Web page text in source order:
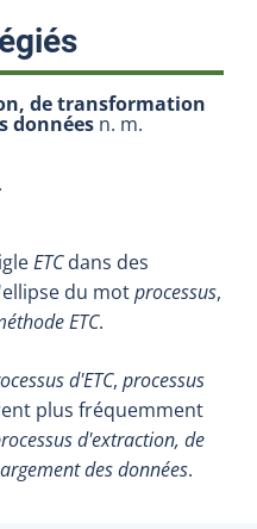
:
de transformation
données n. m.
ETCdans des
du motprocessus,
ETC.
d'ETC, processus
plus fréquemment
d'extraction, de
des données.